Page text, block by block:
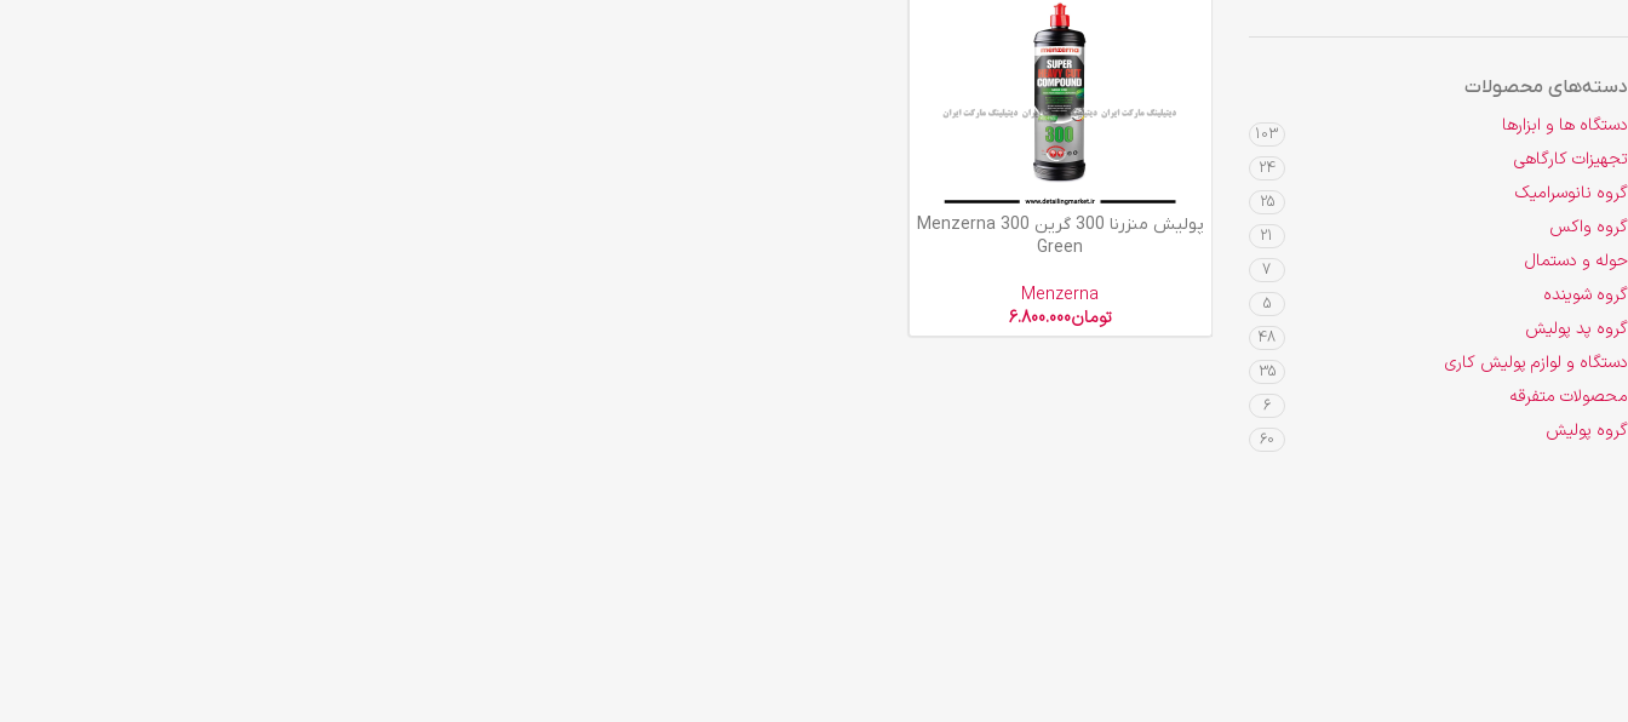
دسته‌های محصولات
دستگاه ها و ابزارها 103
تجهیزات کارگاهی 24
گروه نانوسرامیک 25
گروه واکس 21
حوله و دستمال 7
گروه شوینده 5
گروه پد پولیش 48
دستگاه و لوازم پولیش کاری 35
محصولات متفرقه 6
گروه پولیش 60
افزودن به سبد خرید
پولیش منزرنا 300 گرین Menzerna 300
Green
Menzerna
تومان6.800.000